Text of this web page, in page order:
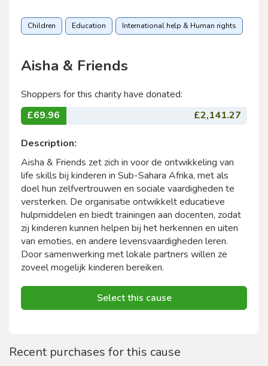
Children Education International help & Human rights
Aisha & Friends
Shoppers for this charity have donated:
£69.96
£2,141.27
Description:
Aisha & Friends zet zich in voor de ontwikkeling van
life skills bij kinderen in Sub-Sahara Afrika, met als
doel hun zelfvertrouwen en sociale vaardigheden te
versterken. De organisatie ontwikkelt educatieve
hulpmiddelen en biedt trainingen aan docenten, zodat
zij kinderen kunnen helpen bij het herkennen en uiten
van emoties, en andere levensvaardigheden leren.
Door samenwerking met lokale partners willen ze
zoveel mogelijk kinderen bereiken.
Select this cause
Recent purchases for this cause